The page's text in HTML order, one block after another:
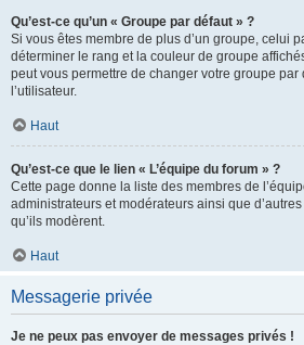
Qu’est-ce qu’un « Groupe par défaut » ?
Si vous êtes membre de plus d’un groupe, celui
déterminer le rang et la couleur de groupe
peut vous permettre de changer votre groupe
l’utilisateur.
Haut
Qu’est-ce que le lien « L’équipe du forum » ?
Cette page donne la liste des membres de
administrateurs et modérateurs ainsi que
qu’ils modèrent.
Haut
Messagerie privée
Je ne peux pas envoyer de messages privés !